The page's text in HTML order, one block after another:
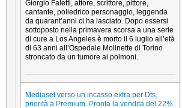
Giorgio Faletti, attore, scrittore, pittore,
cantante, poliedrico personaggio, leggenda
da quarant’anni ci ha lasciato. Dopo essersi
sottoposto nella primavera scorsa a una serie
di cure a Los Angeles è morto il 6 luglio all’età
di 63 anni all’Ospedale Molinette di Torino
stroncato da un tumore ai polmoni.
Mediaset verso un incasso extra per Dts,
priorità a Premium. Pronta la vendita del 22%